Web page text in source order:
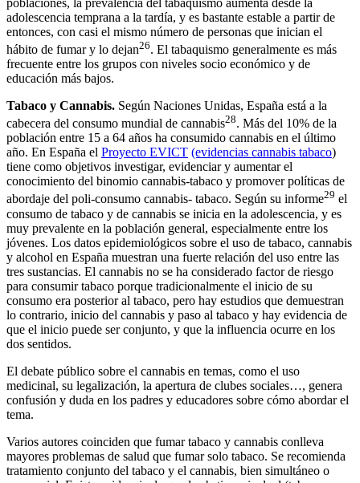
adolescencia temprana a la tardía, y es bastante estable a partir de
entonces, con casi el mismo número de personas que inician el
hábito de fumar y lo dejan26. El tabaquismo generalmente es más
frecuente entre los grupos con niveles socio económico y de
educación más bajos.
Tabaco y Cannabis. Según Naciones Unidas, España está a la
cabecera del consumo mundial de cannabis28. Más del 10% de la
población entre 15 a 64 años ha consumido cannabis en el último
año. En España el Proyecto EVICT (evidencias cannabis tabaco)
tiene como objetivos investigar, evidenciar y aumentar el
conocimiento del binomio cannabis-tabaco y promover políticas de
abordaje del poli-consumo cannabis- tabaco. Según su informe29 el
consumo de tabaco y de cannabis se inicia en la adolescencia, y es
muy prevalente en la población general, especialmente entre los
jóvenes. Los datos epidemiológicos sobre el uso de tabaco, cannabis
y alcohol en España muestran una fuerte relación del uso entre las
tres sustancias. El cannabis no se ha considerado factor de riesgo
para consumir tabaco porque tradicionalmente el inicio de su
consumo era posterior al tabaco, pero hay estudios que demuestran
lo contrario, inicio del cannabis y paso al tabaco y hay evidencia de
que el inicio puede ser conjunto, y que la influencia ocurre en los
dos sentidos.
El debate público sobre el cannabis en temas, como el uso
medicinal, su legalización, la apertura de clubes sociales…, genera
confusión y duda en los padres y educadores sobre cómo abordar el
tema.
Varios autores coinciden que fumar tabaco y cannabis conlleva
mayores problemas de salud que fumar solo tabaco. Se recomienda
tratamiento conjunto del tabaco y el cannabis, bien simultáneo o